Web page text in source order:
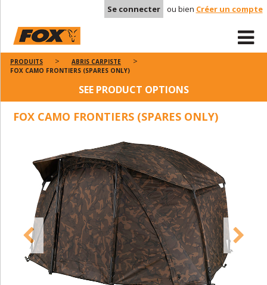
Se connecter ou bien Créer un compte
PRODUITS
ABRIS CARPISTE
FOX CAMO FRONTIERS (SPARES ONLY)
SEE PRODUCT OPTIONS
FOX CAMO FRONTIERS (SPARES ONLY)